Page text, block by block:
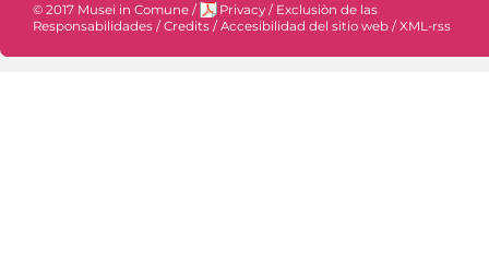
© 2017 Musei in Comune / Privacy / Exclusiòn de las
Responsabilidades /Credits /Accesibilidad del sitio web /XML-rss